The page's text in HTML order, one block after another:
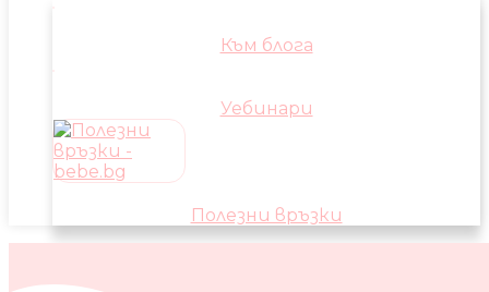
Към блога
Уебинари
Полезни връзки